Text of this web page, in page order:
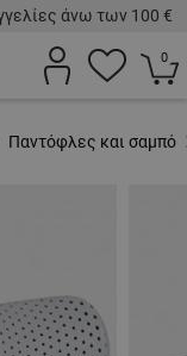
άνω των 100 €
0
Παντόφλες και σαμπό